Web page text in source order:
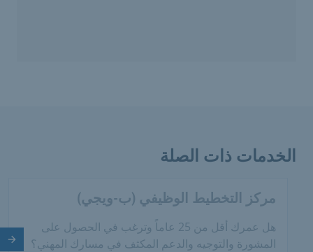
الخدمات ذات الصلة
مركز التخطيط الوظيفي (ب-ويجي)
هل عمرك أقل من 25 عاماً وترغب في الحصول على
المشورة والتوجيه والدعم المكثف في مسارك المهني؟